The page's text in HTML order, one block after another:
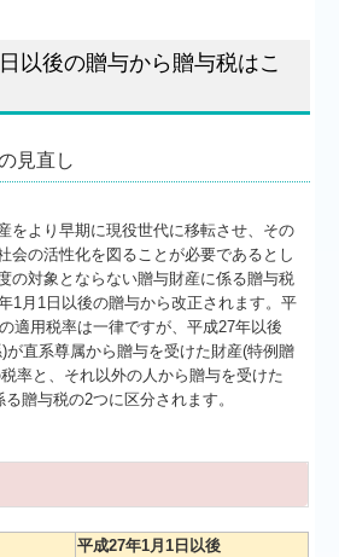
以後の贈与から贈与税はこ
見直し
をより早期に現役世代に移転させ、その
会の活性化を図ることが必要であるとし
の対象とならない贈与財産に係る贈与税
1月1日以後の贈与から改正されます。平
適用税率は一律ですが、平成27年以後
が直系尊属から贈与を受けた財産(特例贈
率と、それ以外の人から贈与を受けた
贈与税の2つに区分されます。
平成27年1月1日以後